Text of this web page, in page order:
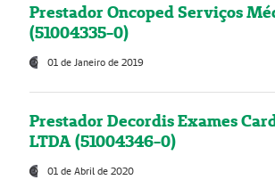
Prestador Oncoped Serviços
(51004335-0)
01 de Janeiro de 2019
Prestador Decordis Exames
LTDA (51004346-0)
01 de Abril de 2020